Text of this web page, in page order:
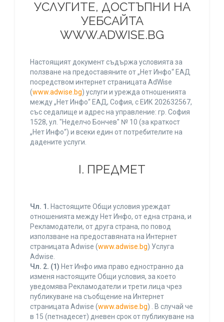
УСЛУГИТЕ, ДОСТЪПНИ НА
УЕБСАЙТА
WWW.ADWISE.BG
Настоящият документ съдържа условията за
ползване на предоставяните от „Нет Инфо“ ЕАД
посредством интернет страницата AdWise
(www.adwise.bg) услуги и урежда отношенията
между „Нет Инфо“ ЕАД, София, с ЕИК 202632567,
със седалище и адрес на управление: гр. София
1528, ул. "Неделчо Бончев" № 10 (за краткост
„Нет Инфо“) и всеки един от потребителите на
дадените услуги.
І. ПРЕДМЕТ
Чл. 1. Настоящите Общи условия уреждат
отношенията между Нет Инфо, от една страна, и
Рекламодатели, от друга страна, по повод
използване на предоставяната на Интернет
страницата Adwise (www.adwise.bg) Услуга
Adwise.
Чл. 2. (1) Нет Инфо има право едностранно да
изменя настоящите Общи условия, за което
уведомява Рекламодатели и трети лица чрез
публикуване на съобщение на Интернет
страницата Adwise (www.adwise.bg) . В случай че
в 15 (петнадесет) дневен срок от публикуване на